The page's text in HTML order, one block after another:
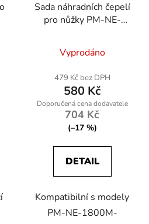
Sada náhradních čepelí
pro nůžky PM-NE-
Vyprodáno
479 Kč bez DPH
580 Kč
704 Kč
(–17 %)
DETAIL
Kompatibilní s modely
PM-NE-1800M-